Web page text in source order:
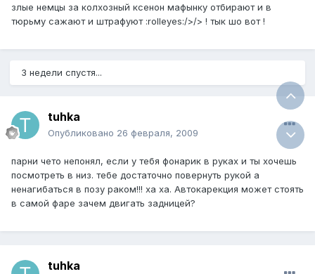
злые немцы за колхозный ксенон мафынку отбирают и в
тюрьму сажают и штрафуют :rolleyes:/>/> ! тык шо вот !
3 недели спустя...
tuhka
Опубликовано 26 февраля, 2009
парни чето непонял, если у тебя фонарик в руках и ты хочешь
посмотреть в низ. тебе достаточно повернуть рукой а
ненагибаться в позу раком!!! ха ха. Автокарекция может стоять
в самой фаре зачем двигать задницей?
tuhka